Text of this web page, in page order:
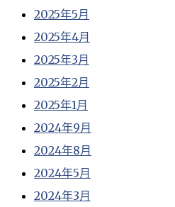
2025年5月
2025年4月
2025年3月
2025年2月
2025年1月
2024年9月
2024年8月
2024年5月
2024年3月